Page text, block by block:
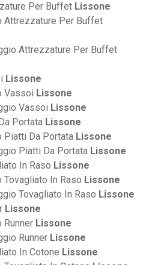
Per Buffet Lissone
Attrezzature Per Buffet
Attrezzature Per Buffet
Lissone
Vassoi Lissone
Vassoi Lissone
Portata Lissone
Piatti Da Portata Lissone
Piatti Da Portata Lissone
In Raso Lissone
In Raso Lissone
Tovagliato In Raso Lissone
Lissone
Lissone
Runner Lissone
In Cotone Lissone